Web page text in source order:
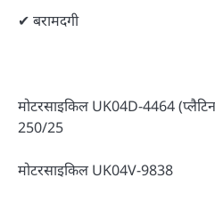
✔ बरामदगी
मोटरसाइकिल UK04D-4464
250/25
मोटरसाइकिल UK04V-9838